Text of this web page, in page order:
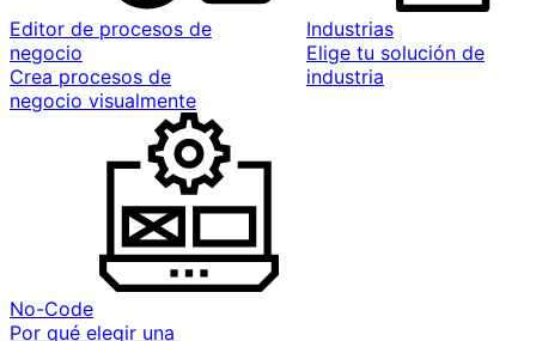
Editor de procesos de
negocio
Crea procesos de
negocio visualmente
Industrias
Elige tu solución de
industria
No-Code
Por qué elegir una